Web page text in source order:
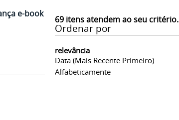
69itens atendem ao seu critério.
Ordenar por
relevância
Data (mais Recente Primeiro)
Alfabeticamente
e-book